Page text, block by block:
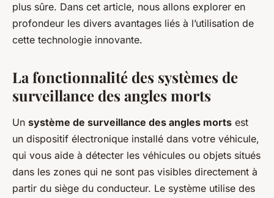
plus sûre. Dans cet article, nous allons explorer en
profondeur les divers avantages liés à l’utilisation de
cette technologie innovante.
La fonctionnalité des systèmes de
surveillance des angles morts
Un système de surveillance des angles morts est
un dispositif électronique installé dans votre véhicule,
qui vous aide à détecter les véhicules ou objets situés
dans les zones qui ne sont pas visibles directement à
partir du siège du conducteur. Le système utilise des